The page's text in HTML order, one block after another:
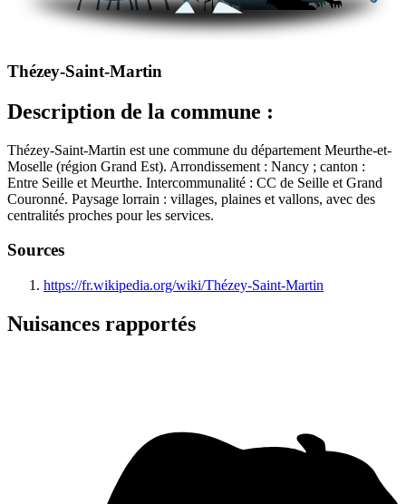
Thézey-Saint-Martin
Description de la commune :
Thézey-Saint-Martin est une commune du département Meurthe-et-
Moselle (région Grand Est). Arrondissement : Nancy ; canton :
Entre Seille et Meurthe. Intercommunalité : CC de Seille et Grand
Couronné. Paysage lorrain : villages, plaines et vallons, avec des
centralités proches pour les services.
Sources
https://fr.wikipedia.org/wiki/Thézey-Saint-Martin
Nuisances rapportés